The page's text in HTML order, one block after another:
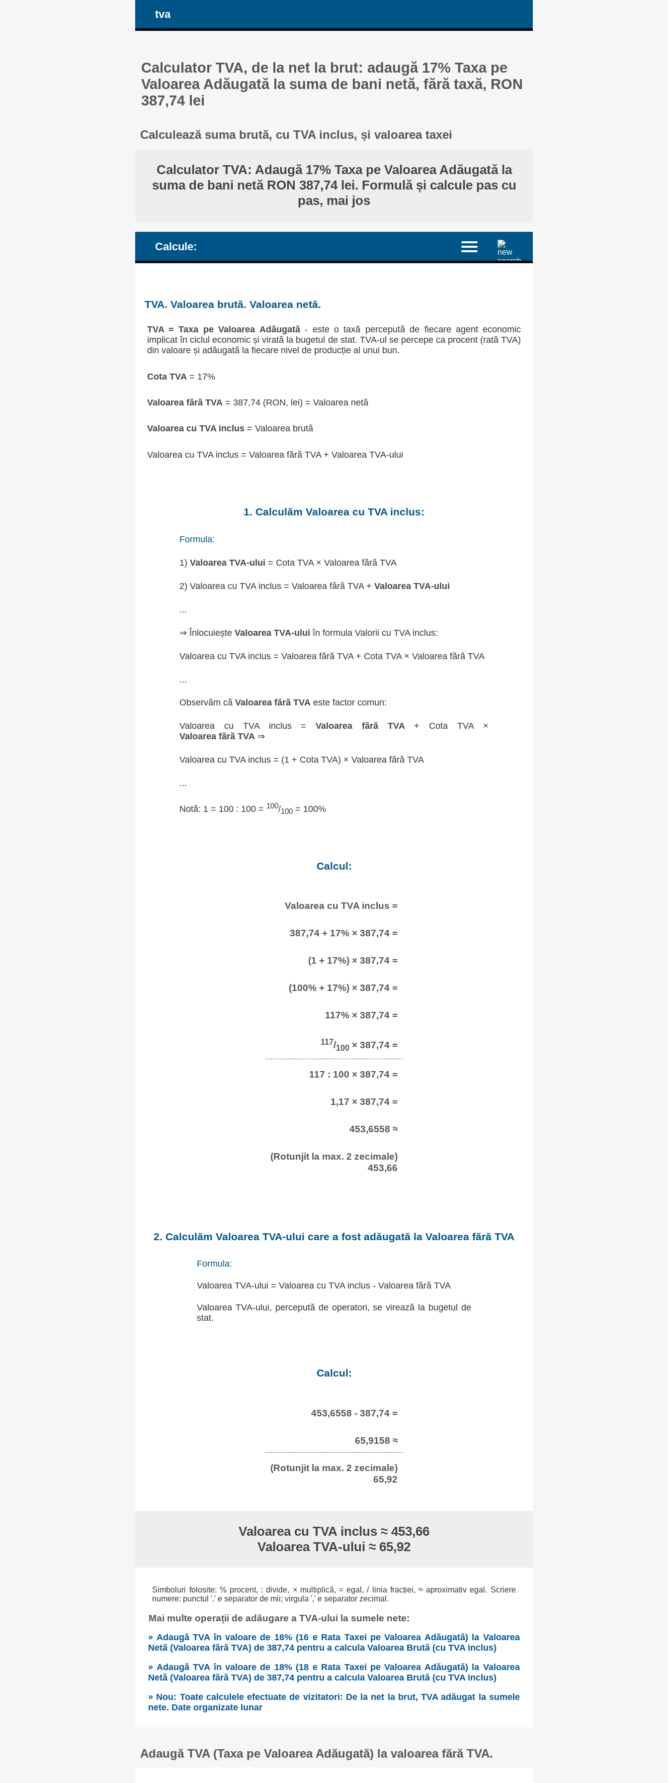
tva
Calculator TVA, de la net la brut: adaugă 17% Taxa pe
Valoarea Adăugată la suma de bani netă, fără taxă, RON
387,74 lei
Calculează suma brută, cu TVA inclus, și valoarea taxei
Calculator TVA: Adaugă 17% Taxa pe Valoarea Adăugată la
suma de bani netă RON 387,74 lei. Formulă și calcule pas cu
pas, mai jos
Calcule:
TVA. Valoarea brută. Valoarea netă.
TVA = Taxa pe Valoarea Adăugată- este o taxă percepută de fiecare agent economic
implicat în ciclul economic și virată la bugetul de stat. TVA-ul se percepe ca procent (rată TVA)
din valoare și adăugată la fiecare nivel de producție al unui bun.
Cota TVA = 17%
Valoarea fără TVA= 387,74 (RON, lei) = Valoarea netă
Valoarea cu TVA inclus= Valoarea brută
Valoarea cu TVA inclus = Valoarea fără TVA + Valoarea TVA-ului
1. Calculăm Valoarea cu TVA inclus:
Formula:
1)Valoarea TVA-ului = Cota TVA × Valoarea fără TVA
2) Valoarea cu TVA inclus = Valoarea fără TVA +Valoarea TVA-ului
...
⇒ ÎnlocuieșteValoarea TVA-ului în formula Valorii cu TVA inclus:
Valoarea cu TVA inclus = Valoarea fără TVA + Cota TVA × Valoarea fără TVA
...
Observăm căValoarea fără TVA este factor comun:
Valoarea cu TVA inclus =Valoarea fără TVA+ Cota TVA ×
Valoarea fără TVA ⇒
Valoarea cu TVA inclus = (1 + Cota TVA) × Valoarea fără TVA
...
Notă: 1 = 100 : 100 = 100/100 = 100%
Calcul:
Valoarea cu TVA inclus =
387,74 + 17% × 387,74 =
(1 + 17%) × 387,74 =
(100% + 17%) × 387,74 =
117% × 387,74 =
117/100 × 387,74 =
117 : 100 × 387,74 =
1,17 × 387,74 =
453,6558 ≈
(Rotunjit la max. 2 zecimale)
453,66
2. Calculăm Valoarea TVA-ului care a fost adăugată la Valoarea fără TVA
Formula:
Valoarea TVA-ului = Valoarea cu TVA inclus - Valoarea fără TVA
Valoarea TVA-ului, percepută de operatori, se virează la bugetul de
stat.
Calcul:
453,6558 - 387,74 =
65,9158 ≈
(Rotunjit la max. 2 zecimale)
65,92
Valoarea cu TVA inclus ≈ 453,66
Valoarea TVA-ului ≈ 65,92
Simboluri folosite: % procent, : divide, × multiplică, = egal, / linia fracției, ≈ aproximativ egal. Scriere
numere: punctul '.' e separator de mii; virgula ',' e separator zecimal.
Mai multe operații de adăugare a TVA-ului la sumele nete:
» Adaugă TVA în valoare de 16% (16 e Rata Taxei pe Valoarea Adăugată) la Valoarea
Netă (Valoarea fără TVA) de 387,74 pentru a calcula Valoarea Brută (cu TVA inclus)
» Adaugă TVA în valoare de 18% (18 e Rata Taxei pe Valoarea Adăugată) la Valoarea
Netă (Valoarea fără TVA) de 387,74 pentru a calcula Valoarea Brută (cu TVA inclus)
» Nou: Toate calculele efectuate de vizitatori: De la net la brut, TVA adăugat la sumele
nete. Date organizate lunar
Adaugă TVA (Taxa pe Valoarea Adăugată) la valoarea fără TVA.